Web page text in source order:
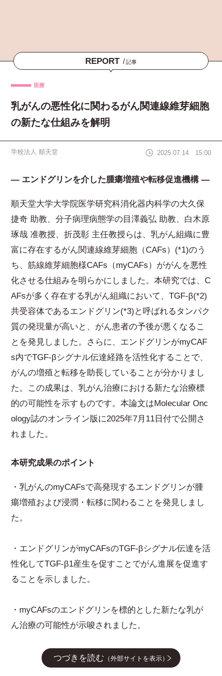
REPORT /記事
医療
乳がんの悪性化に関わるがん関連線維芽細胞
の新たな仕組みを解明
学校法人 順天堂 2025.07.14 15:00
― エンドグリンを介した腫瘍増殖や転移促進機構 ―
順天堂大学大学院医学研究科消化器内科学の大久保
捷奇 助教、分子病理病態学の目澤義弘 助教、白木原
琢哉 准教授、折茂彰 主任教授らは、乳がん組織に豊
富に存在するがん関連線維芽細胞（CAFs）(*1)のう
ち、筋線維芽細胞様CAFs（myCAFs）ががんを悪性
化させる仕組みを明らかにしました。本研究では、C
AFsが多く存在する乳がん組織において、TGF-β(*2)
共受容体であるエンドグリン(*3)と呼ばれるタンパク
質の発現量が高いと、がん患者の予後が悪くなるこ
とを発見しました。さらに、エンドグリンがmyCAF
s内でTGF-βシグナル伝達経路を活性化することで、
がんの増殖と転移を助長していることが分かりまし
た。この成果は、乳がん治療における新たな治療標
的の可能性を示すものです。本論文はMolecular Onc
ology誌のオンライン版に2025年7月11日付で公開さ
れました。
本研究成果のポイント
・乳がんのmyCAFsで高発現するエンドグリンが腫
瘍増殖および浸潤・転移に関わることを発見しまし
た。
・エンドグリンがmyCAFsのTGF-βシグナル伝達を活
性化してTGF-β1産生を促すことでがん進展を促進す
ることを示しました。
・myCAFsのエンドグリンを標的とした新たな乳が
ん治療の可能性が示唆されました。
つづきを読む （外部サイトを表示）